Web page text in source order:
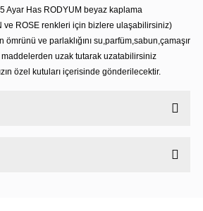
Ayar Has RODYUM beyaz kaplama
ve ROSE renkleri için bizlere ulaşabilirsiniz)
ömrünü ve parlaklığını su,parfüm,sabun,çamaşır
uzak tutarak uzatabilirsiniz
özel kutuları içerisinde gönderilecektir.